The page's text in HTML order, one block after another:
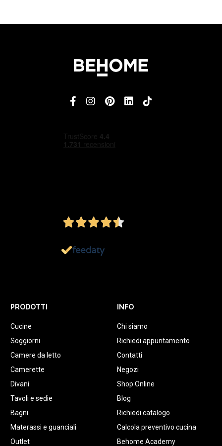
PRODOTTI
Cucine
Soggiorni
Camere da letto
Camerette
Divani
Tavoli e sedie
Bagni
Materassi e guanciali
Outlet
INFO
Chi siamo
Richiedi appuntamento
Contatti
Negozi
Shop Online
Blog
Richiedi catalogo
Calcola preventivo cucina
Behome Academy